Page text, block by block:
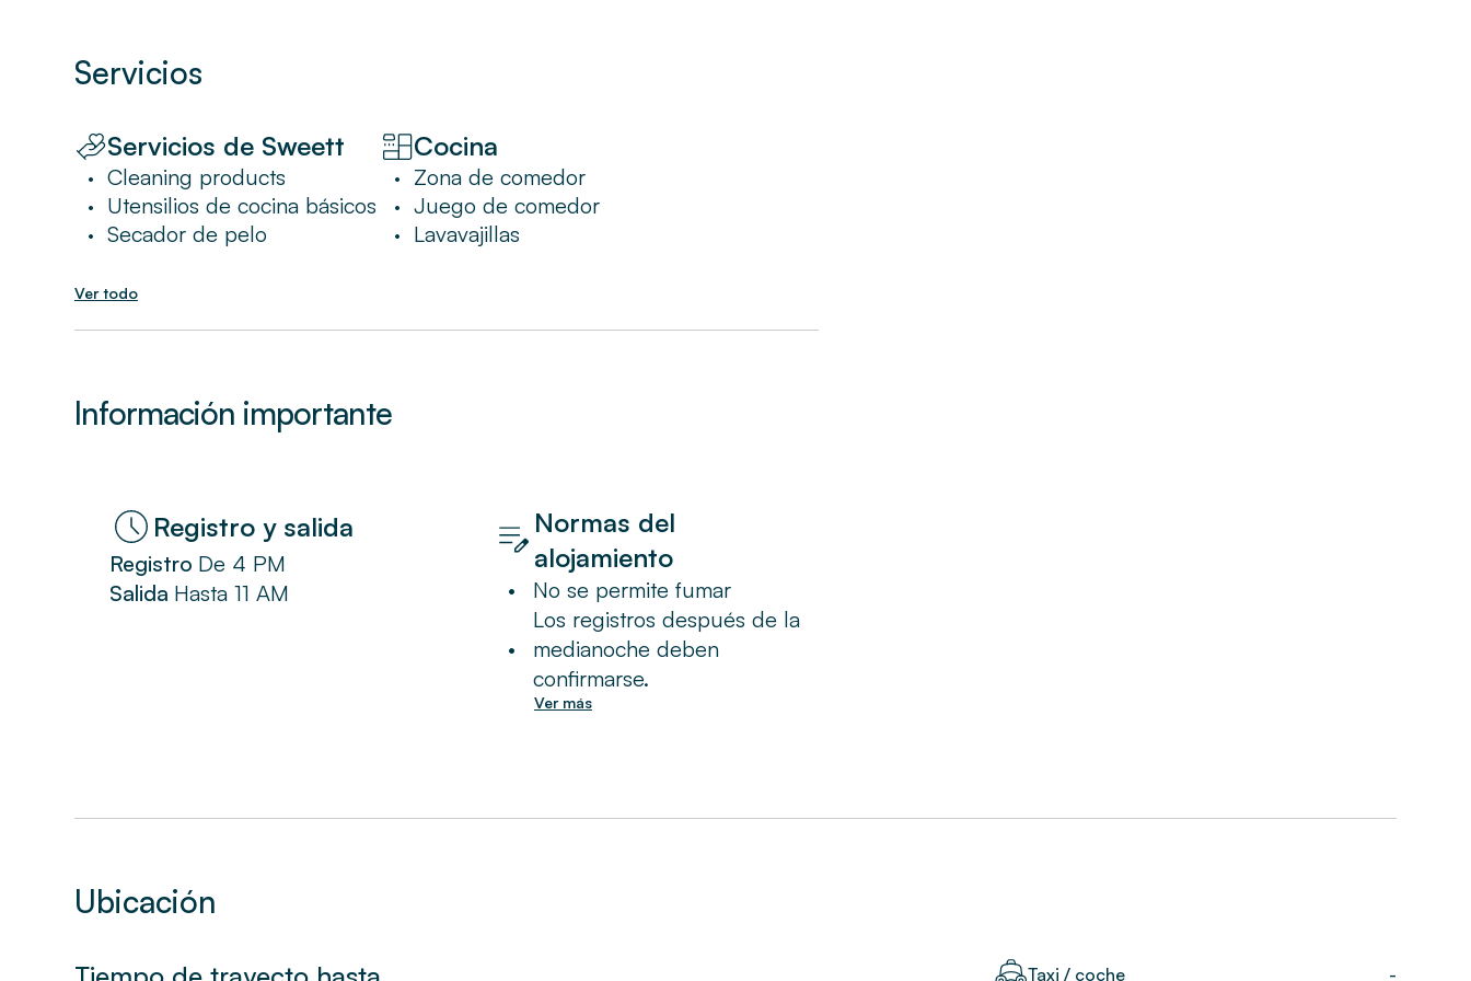
Servicios
Servicios de Sweett
• Cleaning products
• Utensilios de cocina básicos
• Secador de pelo
Cocina
• Zona de comedor
• Juego de comedor
• Lavavajillas
Ver todo
Información importante
Registro y salida
Registro De 4 PM
Salida Hasta 11 AM
Normas del
alojamiento
• No se permite fumar
•
Los registros después de la
medianoche deben
confirmarse.
Ver más
Ubicación
Taxi / coche -